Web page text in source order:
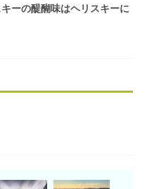
ーの醍醐味はヘリスキーに